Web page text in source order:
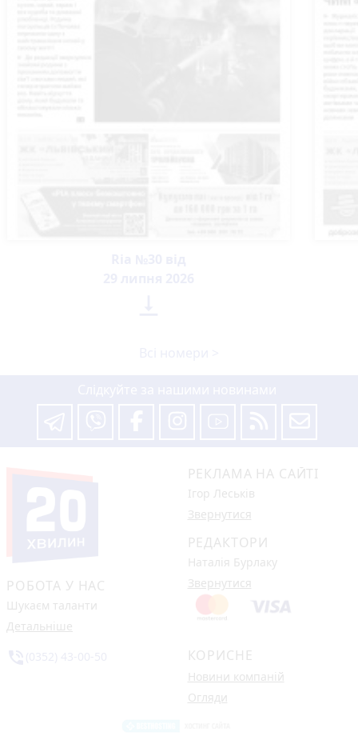
РОБОТА У НАС
Шукаєм таланти
Детальніше
РЕКЛАМА НА САЙТІ
Ігор Леськів
Звернутися
РЕДАКТОРИ
Наталія Бурлаку
Звернутися
КОРИСНЕ
Новини компаній
Огляди